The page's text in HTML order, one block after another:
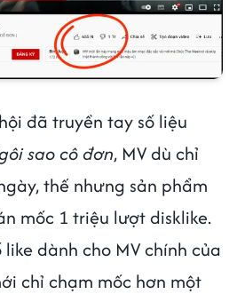
đã truyền tay số liệu
sao cô đơn, MV dù chỉ
thế nhưng sản phẩm
mốc 1 triệu lượt disklike.
dành cho MV chính của
chỉ chạm mốc hơn một